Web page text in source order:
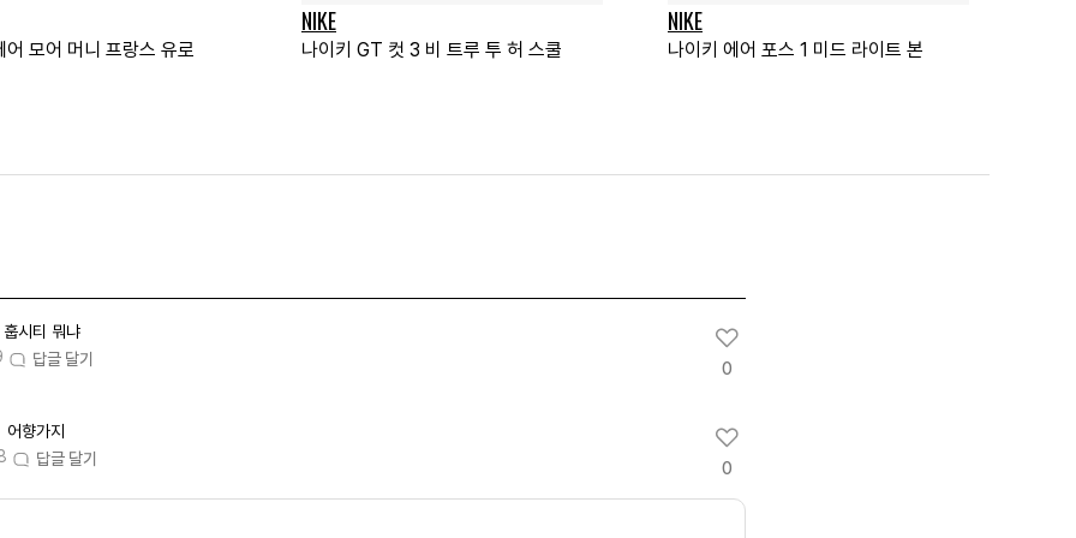
어 모어 머니 프랑스 유로
NIKE
나이키 GT 컷 3 비 트루 투 허 스쿨
NIKE
나이키 에어 포스 1 미드 라이트 본
훕시티 뭐냐
답글 달기
0
어향가지
답글 달기
0